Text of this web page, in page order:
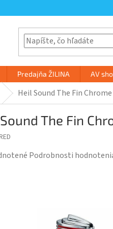
Predajňa ŽILINA AV
Heil Sound The Fin Chrome
The Fin
Podrobnosti